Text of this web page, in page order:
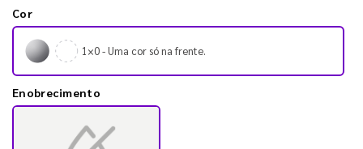
Cor
1×0 - Uma cor só na frente.
Enobrecimento